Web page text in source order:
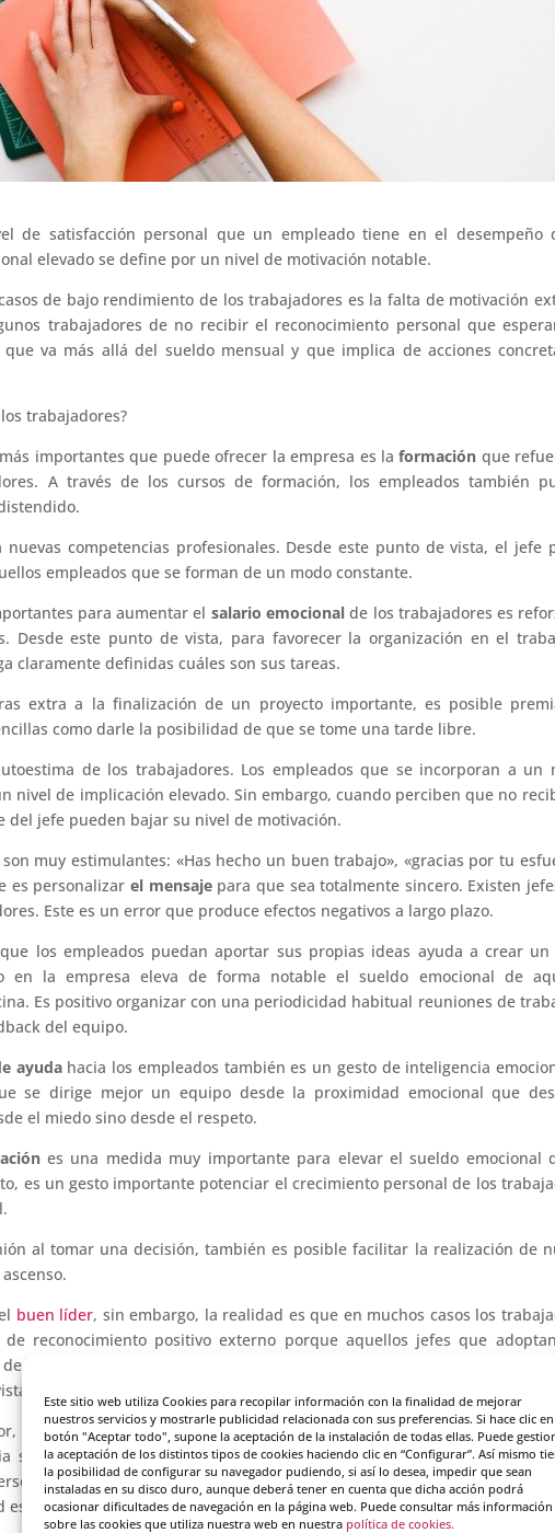
Este sitio web utiliza Cookies para recopilar información con la finalidad de mejorar
nuestros servicios y mostrarle publicidad relacionada con sus preferencias. Si hace clic
botón "Aceptar todo", supone la aceptación de la instalación de todas ellas. Puede
la aceptación de los distintos tipos de cookies haciendo clic en “Configurar”. Así mismo
la posibilidad de configurar su navegador pudiendo, si así lo desea, impedir que sean
instaladas en su disco duro, aunque deberá tener en cuenta que dicha acción podrá
ocasionar dificultades de navegación en la página web. Puede consultar más información
sobre las cookies que utiliza nuestra web en nuestra política de cookies.
de satisfacción personal que un empleado tiene en el desempeño
elevado se define por un nivel de motivación notable.
de bajo rendimiento de los trabajadores es la falta de motivación
trabajadores de no recibir el reconocimiento personal que
va más allá del sueldo mensual y que implica de acciones
trabajadores?
importantes que puede ofrecer la empresa es laformación que
A través de los cursos de formación, los empleados también
competencias profesionales. Desde este punto de vista, el jefe
empleados que se forman de un modo constante.
para aumentar el salario emocional de los trabajadores es
Desde este punto de vista, para favorecer la organización en el
claramente definidas cuáles son sus tareas.
extra a la finalización de un proyecto importante, es posible
como darle la posibilidad de que se tome una tarde libre.
de los trabajadores. Los empleados que se incorporan a un
nivel de implicación elevado. Sin embargo, cuando perciben que no
jefe pueden bajar su nivel de motivación.
muy estimulantes: «Has hecho un buen trabajo», «gracias por tu
es personalizar el mensajepara que sea totalmente sincero. Existen
Este es un error que produce efectos negativos a largo plazo.
los empleados puedan aportar sus propias ideas ayuda a crear un
en la empresa eleva de forma notable el sueldo emocional de
Es positivo organizar con una periodicidad habitual reuniones de
del equipo.
ayudahacia los empleados también es un gesto de inteligencia
se dirige mejor un equipo desde la proximidad emocional que
el miedo sino desde el respeto.
es una medida muy importante para elevar el sueldo emocional
es un gesto importante potenciar el crecimiento personal de los
al tomar una decisión, también es posible facilitar la realización de
buen líder, sin embargo, la realidad es que en muchos casos los
reconocimiento positivo externo porque aquellos jefes que
un empleado es hacer bien su trabajo (y actuar de este modo no
es muy importante potenciarla automotivaciónen el trabajo para
sin quedar a la espera del reconocimiento ajeno. Cuando ponemos
nos frustramos. Así ocurre con la búsqueda del elogio
es un aprendizaje importante.